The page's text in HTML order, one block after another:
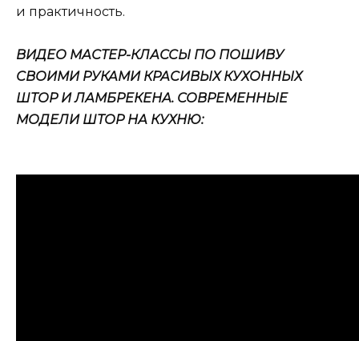
и практичность.
ВИДЕО МАСТЕР-КЛАССЫ ПО ПОШИВУ
СВОИМИ РУКАМИ КРАСИВЫХ КУХОННЫХ
ШТОР И ЛАМБРЕКЕНА. СОВРЕМЕННЫЕ
МОДЕЛИ ШТОР НА КУХНЮ: